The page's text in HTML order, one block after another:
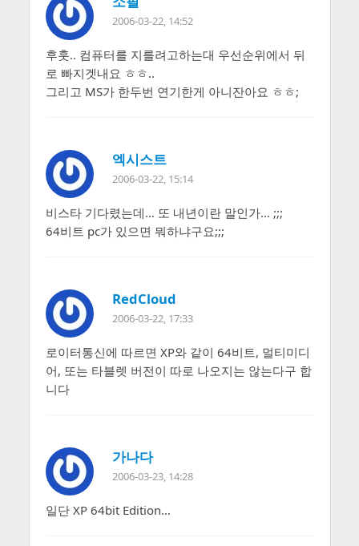
2006-03-22, 14:52
후훗.. 컴퓨터를 지를려고하는대 우선순위에서 뒤
로 빠지겟내요 ㅎㅎ..
그리고 MS가 한두번 연기한게 아니잔아요 ㅎㅎ;
엑시스트
2006-03-22, 15:14
비스타 기다렸는데… 또 내년이란 말인가… ;;;
64비트 pc가 있으면 뭐하냐구요;;;
RedCloud
2006-03-22, 17:33
로이터통신에 따르면 XP와 같이 64비트, 멀티미디
어, 또는 타블렛 버전이 따로 나오지는 않는다구 합
니다
가나다
2006-03-23, 14:28
일단 XP 64bit Edition…